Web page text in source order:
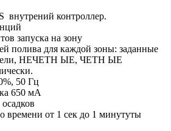
внутрений контроллер.
запуска на зону
полива для каждой зоны: заданные
НЕЧЕТН ЫЕ, ЧЕТН ЫЕ
50 Гц
650 мА
времени от 1 сек до 1 минутуты